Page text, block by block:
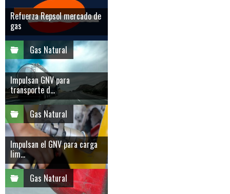
Refuerza Repsol mercado de
gas
Gas Natural
Impulsan GNV para
transporte d...
Gas Natural
Impulsan el GNV para carga
lim...
Gas Natural